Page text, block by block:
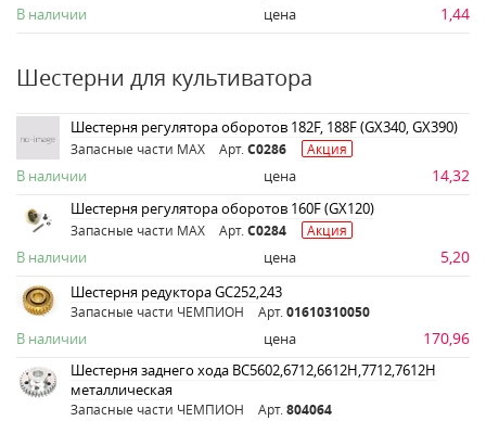
В наличии цена 1,44
Шестерни для культиватора
Шестерня регулятора оборотов 182F, 188F (GX340, GX390)
Запасные части MAX Арт. C0286 Акция
В наличии цена 14,32
Шестерня регулятора оборотов 160F (GX120)
Запасные части MAX Арт. C0284 Акция
В наличии цена 5,20
Шестерня редуктора GC252,243
Запасные части ЧЕМПИОН Арт. 01610310050
В наличии цена 170,96
Шестерня заднего хода ВС5602,6712,6612Н,7712,7612Н
металлическая
Запасные части ЧЕМПИОН Арт. 804064